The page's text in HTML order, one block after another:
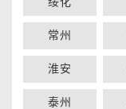
常州
淮安
泰州